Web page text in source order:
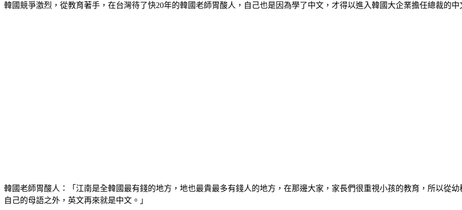
韓國競爭激烈，從教育著手，在台灣待了快20年的韓國老師胃酸人，自己也是因為學了中文，才得以進入韓國大企業擔任總裁的中
韓國老師胃酸人：「江南是全韓國最有錢的地方，地也最貴最多有錢人的地方，在那邊大家，家長們很重視小孩的教育，所以從
自己的母語之外，英文再來就是中文。」